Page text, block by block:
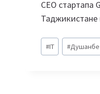
CEO
Метки
записи:
#IT #Душанбе